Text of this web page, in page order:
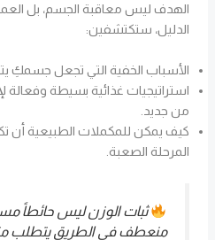
الهدف ليس معاقبة الجسم، بل
الدليل، ستكتشفين:
الأسباب الخفية التي تجعل جسمكِ
استراتيجيات غذائية بسيطة
من جديد.
كيف يمكن للمكملات الطبيعية أن
المرحلة الصعبة.
ثبات الوزن ليس حائطاً
منعطف في الطريق يتطلب منكِ